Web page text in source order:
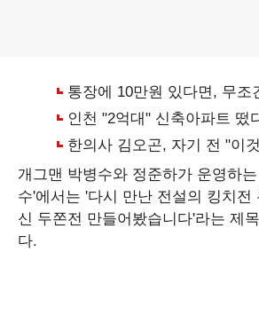
개그맨 박병수와 정준하가 운영하
수'에서는 '다시 만난 전설의 킹치
신 두쫀전 만들어봤습니다'라는 제
다.